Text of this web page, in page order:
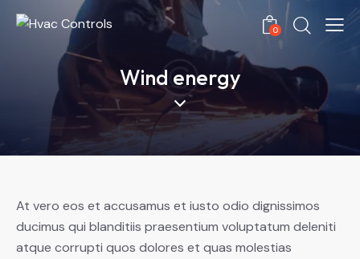
0
Wind energy
At vero eos et accusamus et iusto odio dignissimos
ducimus qui blanditiis praesentium voluptatum deleniti
atque corrupti quos dolores et quas molestias